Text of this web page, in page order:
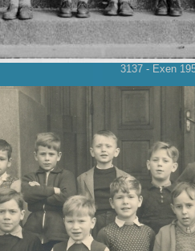
3137 - Exen